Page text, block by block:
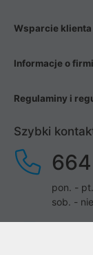
Wsparcie
Informacje o
Regulaminy i
Szybki
pon. - pt.
sob. -